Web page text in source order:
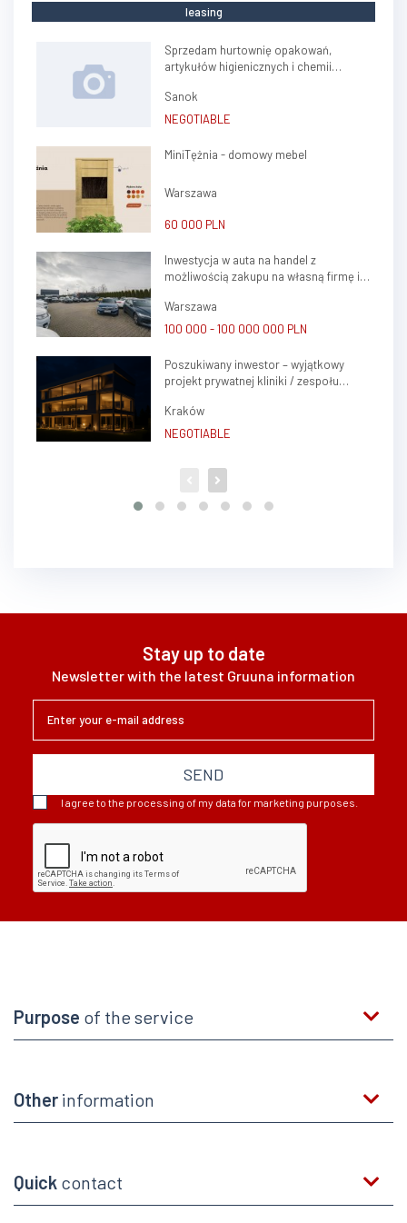
leasing
Sprzedam hurtownię opakowań,
artykułów higienicznych i chemii
Sanok
NEGOTIABLE
MiniTężnia - domowy mebel
Warszawa
60 000 PLN
Inwestycja w auta na handel z
możliwością zakupu na własną firmę i
Warszawa
100 000 - 100 000 000 PLN
Poszukiwany inwestor – wyjątkowy
projekt prywatnej kliniki / zespołu
(Krowodrza)
Kraków
NEGOTIABLE
Stay up to date
Newsletter with the latest Gruuna information
SEND
I agree to the processing of my data for marketing purposes.
Purpose of the service
Other information
Quick contact